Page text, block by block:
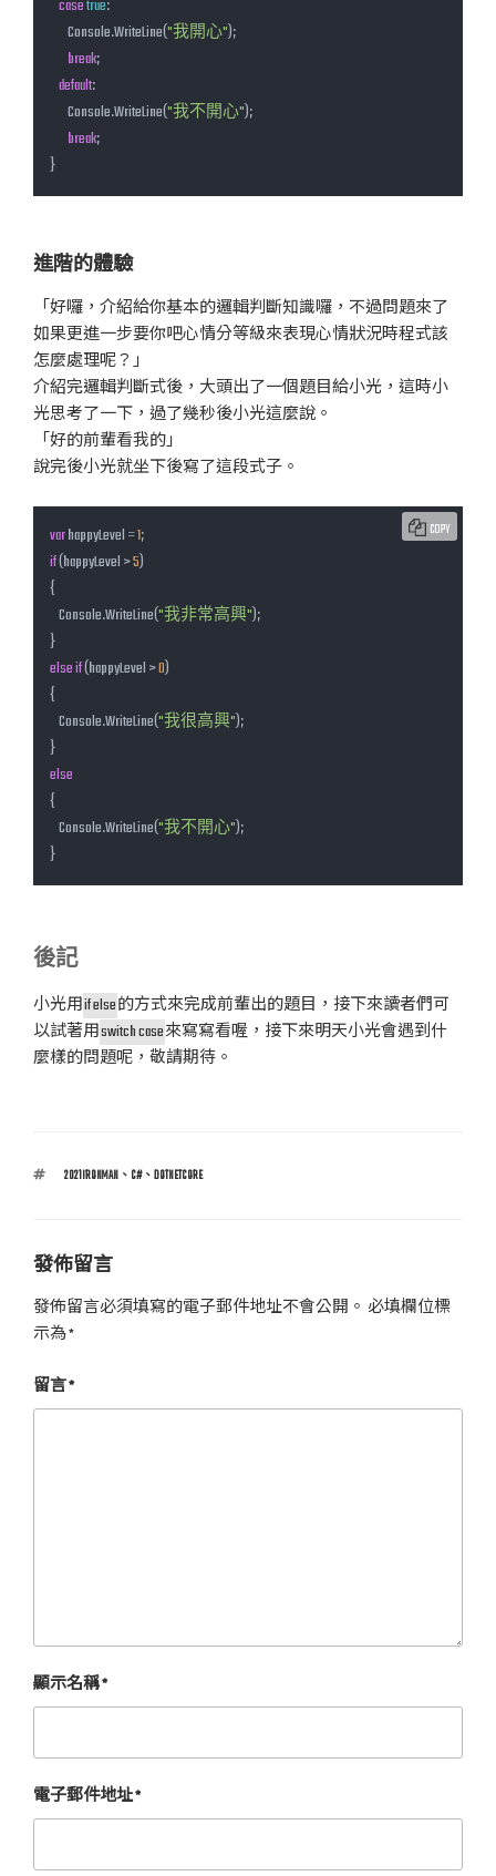
casetrue:
        Console.WriteLine(
"我開心");
break;
default:
        Console.WriteLine(
"我不開心");
break;
}
進階的體驗
「好囉，介紹給你基本的邏輯判斷知識囉，不過問題來了
如果更進一步要你吧心情分等級來表現心情狀況時程式該
怎麼處理呢？」
介紹完邏輯判斷式後，大頭出了一個題目給小光，這時小
光思考了一下，過了幾秒後小光這麼說。
「好的前輩看我的」
說完後小光就坐下後寫了這段式子。
var happyLevel = 1
if (happyLevel > 5)
{
    Console.WriteLine(
"我非常高興");
elseif (happyLevel > 0)
{
    Console.WriteLine(
"我很高興");
else
{
    Console.WriteLine(
"我不開心");
}
COPY
後記
小光用if else的方式來完成前輩出的題目，接下來讀者們可
以試著用switch case來寫寫看喔，接下來明天小光會遇到什
麼樣的問題呢，敬請期待。
標
2021IRONMAN、 C#、DOTNETCORE
發佈留言
發佈留言必須填寫的電子郵件地址不會公開。 必填欄位標
示為*
留言*
顯示名稱*
電子郵件地址*